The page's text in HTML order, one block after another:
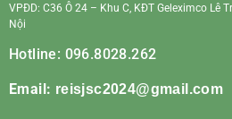
VPĐD: C36 Ô 24 – Khu C, KĐT Geleximco Lê
Nội
Hotline: 096.8028.262
Email: reisjsc2024@gmail.com